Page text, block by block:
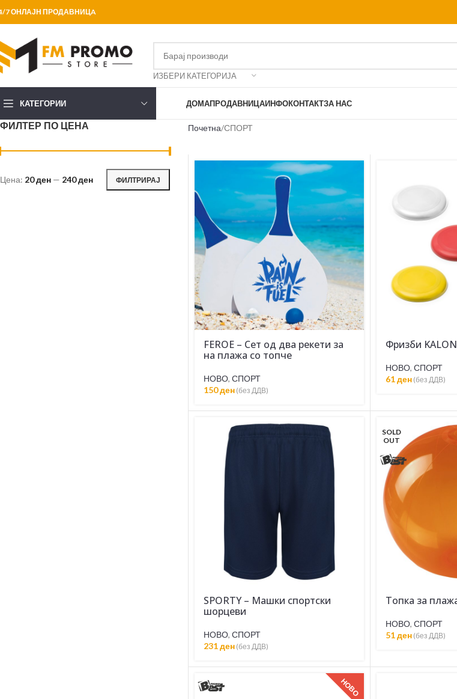
7 ОНЛАЈН ПРОДАВНИЦA
ИЗБЕРИ КАТЕГОРИЈА
КАТЕГОРИИ ДОМАПРОДАВНИЦАИНФОКОНТАКТЗА НАС
ФИЛТЕР ПО ЦЕНА
ФИЛТРИРАЈ
Цена: 20 ден — 240 ден
Почетна СПОРТ
FEROE – Сет од два рекети за
на плажа со топче
НОВО, СПОРТ
150ден(без ДДВ)
Фризби KALON
НОВО, СПОРТ
61ден(без ДДВ)
SPORTY – Maшки спортски
шорцеви
НОВО, СПОРТ
231ден(без ДДВ)
SOLD
OUT
Топка за
НОВО, СПОРТ
51ден(без ДДВ)
НОВО